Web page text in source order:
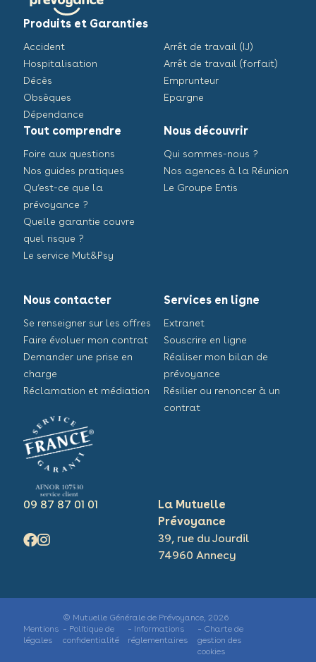
Produits et Garanties
Accident
Hospitalisation
Décès
Obsèques
Dépendance
Arrêt de travail (IJ)
Arrêt de travail (forfait)
Emprunteur
Epargne
Tout comprendre
Foire aux questions
Nos guides pratiques
Qu’est-ce que la
prévoyance ?
Quelle garantie couvre
quel risque ?
Le service Mut&Psy
Nous découvrir
Qui sommes-nous ?
Nos agences à la Réunion
Le Groupe Entis
Nous contacter
Se renseigner sur les offres
Faire évoluer mon contrat
Demander une prise en
charge
Réclamation et médiation
Services en ligne
Extranet
Souscrire en ligne
Réaliser mon bilan de
prévoyance
Résilier ou renoncer à un
contrat
09 87 87 01 01
La Mutuelle
Prévoyance
39, rue du Jourdil
74960 Annecy
© Mutuelle Générale de Prévoyance, 2026
Mentions
légales
Politique de
confidentialité
Informations
réglementaires
Charte de
gestion des
cookies